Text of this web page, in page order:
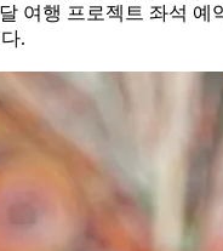
여행 프로젝트 좌석 예
.